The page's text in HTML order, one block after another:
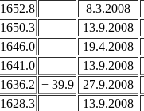
1652.8 8.3.2008
1650.3 13.9.2008
1646.0 19.4.2008
1641.0 13.9.2008
1636.2 + 39.9 27.9.2008
1628.3 13.9.2008